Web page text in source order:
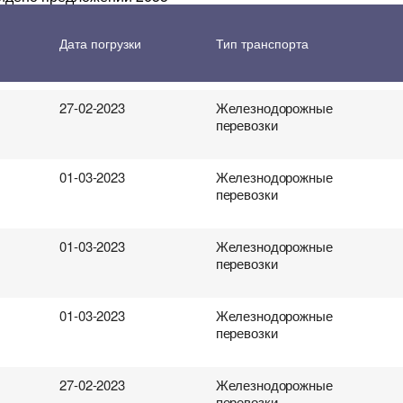
Дата погрузки Тип транспорта
01-03-2023
Железнодорожные
перевозки
27-02-2023
Железнодорожные
перевозки
01-03-2023
Железнодорожные
перевозки
01-03-2023
Железнодорожные
перевозки
01-03-2023
Железнодорожные
перевозки
27-02-2023
Железнодорожные